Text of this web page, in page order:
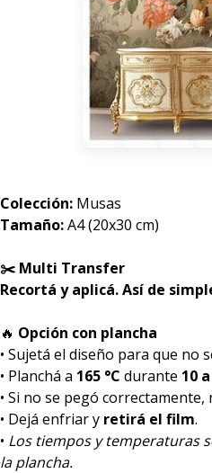
Colección: Musas
Tamaño:A4 (20x30 cm)
✂️ Multi Transfer
Recortá y aplicá. Así de
🔥 Opción con plancha
• Sujetá el diseño para que no
• Planchá a 165 °C durante 10
• Si no se pegó
• Dejá enfriar y retirá el film.
• Los tiempos y temperaturas
la plancha.